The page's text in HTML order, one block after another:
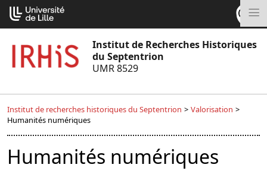
Aller
au
contenu
Institut de Recherches Historiques
du Septentrion
UMR 8529
Institut de recherches historiques du Septentrion > Valorisation >
Humanités numériques
Humanités numériques
Cookies management panel